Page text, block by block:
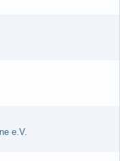
e.V.